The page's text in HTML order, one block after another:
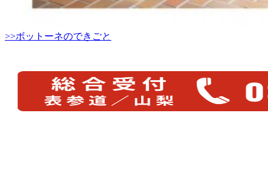
>>ボットーネのできごと